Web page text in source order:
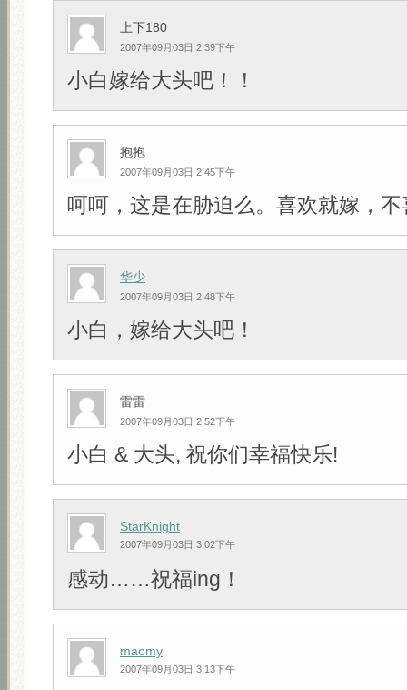
上下180
2007年09月03日 2:39下午
小白嫁给大头吧！！
抱抱
2007年09月03日 2:45下午
呵呵，这是在胁迫么。喜欢就嫁，
华少
2007年09月03日 2:48下午
小白，嫁给大头吧！
雷雷
2007年09月03日 2:52下午
小白 & 大头, 祝你们幸福快乐!
StarKnight
2007年09月03日 3:02下午
感动……祝福ing！
maomy
2007年09月03日 3:13下午